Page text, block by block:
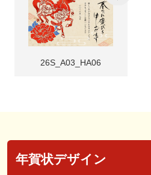
26S_A03_HA06
年賀状デザイン